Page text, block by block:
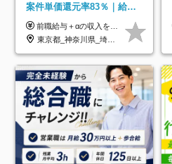
案件単価還元率83％｜給与
UP保証｜年休140日｜在宅
利用率9割｜独立支援・副業
制度
前職給与＋αの収入を保証 月給42万円～120万円＋各種手当＋賞与 給与基準が明確かつ高還元です。 一人ひとりが安定した環境のもと、長く活躍できる職場を目指しています。 ※平均年収650万円 ・還元率83％ ・各種手当について 職能手当／職務手当／資格手当／営業手当 など ※前職での経験・能力、給与などを考慮の上、当社規定により優遇いたします ※試用期間あり（3ヶ月／期間中の条件に変動はありません） ※上記金額には固定残業代（78,948円～225,564円/月30時間分）を含みます 超過分は別途全額支給いたします ・年収UPを保証 過去には転職時に〈年収200万円UP〉したエンジニアも在籍しています。入社時だけでなく、入社後も安心の給与水準で働ける環境です。キャリアや技術力が正当に評価されていないと感じていたら、一度面接でお話ししましょう！ 当社では管理職の人数は最低限にし、無駄な管理をしません。その費用削減分を社員の給与に還元しています！
東京都_神奈川県_埼玉県_千葉県_大阪府_愛知県_北海道_青森県_岩手県_宮城県_秋田県_山形県_福島県_茨城県_栃木県_群馬県_新潟県_山梨県_長野県_富山県_石川県_福井県_静岡県_岐阜県_三重県_兵庫県_京都府_滋賀県_奈良県_和歌山県_広島県_岡山県_鳥取県_島根県_山口県_徳島県_香川県_愛媛県_高知県_福岡県_熊本県_佐賀県_長崎県_大分県_宮崎県_鹿児島県_沖縄県